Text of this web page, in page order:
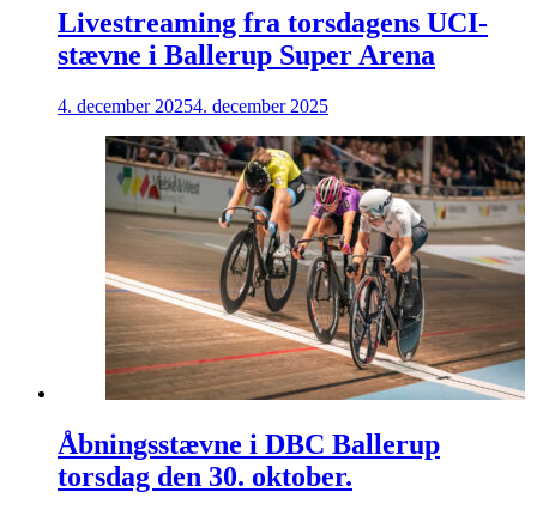
Livestreaming fra torsdagens UCI-
stævne i Ballerup Super Arena
4. december 20254. december 2025
Åbningsstævne i DBC Ballerup
torsdag den 30. oktober.